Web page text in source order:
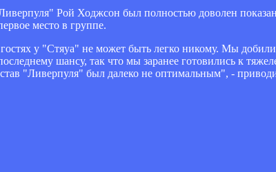
Рой Ходжсон был полностью доволен
место в группе.
у "Стяуа" не может быть легко никому. Мы
шансу, так что мы заранее готовились к
"Ливерпуля" был далеко не оптимальным", -